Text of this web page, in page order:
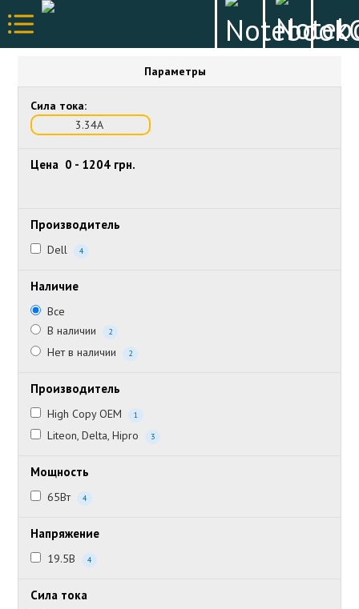
Параметры
Сила тока:
3.34А
Цена 0 - 1204 грн.
Производитель
Dell 4
Наличие
Все
В наличии
2
Нет в наличии 2
Производитель
High Copy OEM 1
Liteon, Delta, Hipro 3
Мощность
65Вт 4
Напряжение
19.5В 4
Сила тока